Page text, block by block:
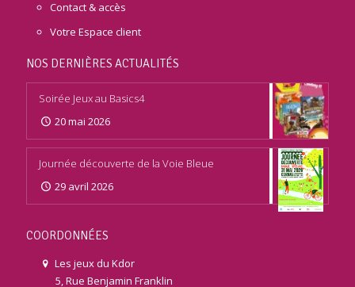
Contact & accès
Votre Espace client
NOS DERNIÈRES ACTUALITÉS
Soirée Jeux au Basics4
20 mai 2026
Journée découverte de la Voie Bleue
29 avril 2026
COORDONNÉES
Les jeux du Kdor
5, Rue Benjamin Franklin